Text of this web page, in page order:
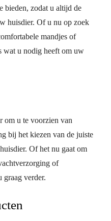
bieden, zodat u altijd de
huisdier. Of u nu op zoek
mandjes of
wat u nodig heeft om uw
om u te voorzien van
bij het kiezen van de juiste
Of het nu gaat om
of
graag verder.